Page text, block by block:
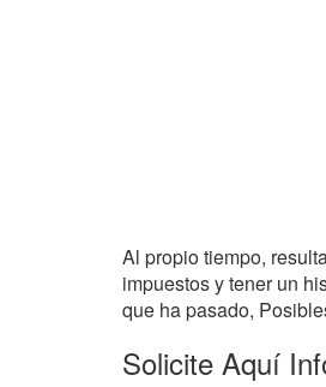
Al propio tiempo,
impuestos y tener un
que ha pasado,
Solicite Aquí